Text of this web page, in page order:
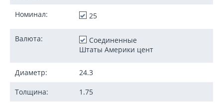
Номинал: 25
Валюта:
Соединенные
Штаты Америки цент
Диаметр: 24.3
Толщина: 1.75